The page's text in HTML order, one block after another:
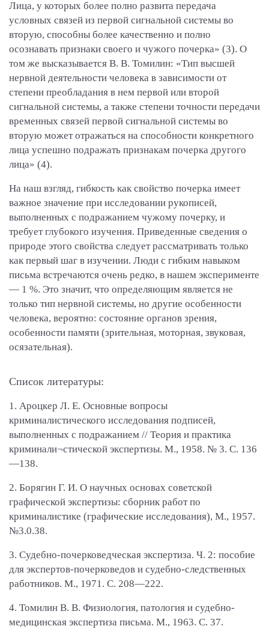
Лица, у которых более полно развита передача
условных связей из первой сигнальной системы во
вторую, способны более качественно и полно
осознавать признаки своего и чужого почерка» (3). О
том же высказывается В. В. Томилин: «Тип высшей
нервной деятельности человека в зависимости от
степени преобладания в нем первой или второй
сигнальной системы, а также степени точности передачи
временных связей первой сигнальной системы во
вторую может отражаться на способности конкретного
лица успешно подражать признакам почерка другого
лица» (4).
На наш взгляд, гибкость как свойство почерка имеет
важное значение при исследовании рукописей,
выполненных с подражанием чужому почерку, и
требует глубокого изучения. Приведенные сведения о
природе этого свойства следует рассматривать только
как первый шаг в изучении. Люди с гибким навыком
письма встречаются очень редко, в нашем эксперименте
— 1 %. Это значит, что определяющим является не
только тип нервной системы, но другие особенности
человека, вероятно: состояние органов зрения,
особенности памяти (зрительная, моторная, звуковая,
осязательная).
Список литературы:
1. Ароцкер Л. Е. Основные вопросы
криминалистического исследования подписей,
выполненных с подражанием // Теория и практика
криминали¬стической экспертизы. М., 1958. № 3. С. 136
—138.
2. Борягин Г. И. О научных основах советской
графической экспертизы: сборник работ по
криминалистике (графические исследования), М., 1957.
№3.0.38.
3. Судебно-почерковедческая экспертиза. Ч. 2: пособие
для экспертов-почерковедов и судебно-следственных
работников. М., 1971. С. 208—222.
4. Томилин В. В. Физиология, патология и судебно-
медицинская экспертиза письма. М., 1963. С. 37.